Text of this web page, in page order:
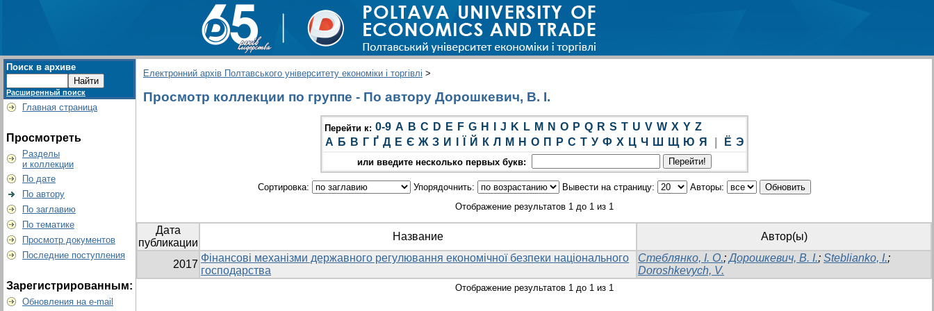
Поиск в архиве
Расширенный поиск
Главная страница
Просмотреть
Разделы
и коллекции
По дате
По автору
По заглавию
По тематике
Просмотр документов
Последние поступления
Зарегистрированным:
Обновления на e-mail
Електронний архів Полтавського університету економіки і торгівлі >
Просмотр коллекции по группе - По автору Дорошкевич, В. І.
Перейти к: 0-9 A B C D E F G H J K L M N O P Q R S T U V W X Y Z
А Б В Г Ґ Д Е Є Ж З И Й К Л М Н О П Р С Т У Ф Х Ц Ч Ш Щ Ю Я Ё Э
или введите несколько первых букв:
Сортировка: Упорядочнить: Вывести на страницу:
Авторы:
Отображение результатов 1 до 1 из 1
Дата
публикации
Название Автор(ы)
2017
Фінансові механізми державного регулювання економічної безпеки національного
господарства
Стеблянко, І. О.;Дорошкевич, В. І.; Steblianko, I.;
Doroshkevych, V.
Отображение результатов 1 до 1 из 1